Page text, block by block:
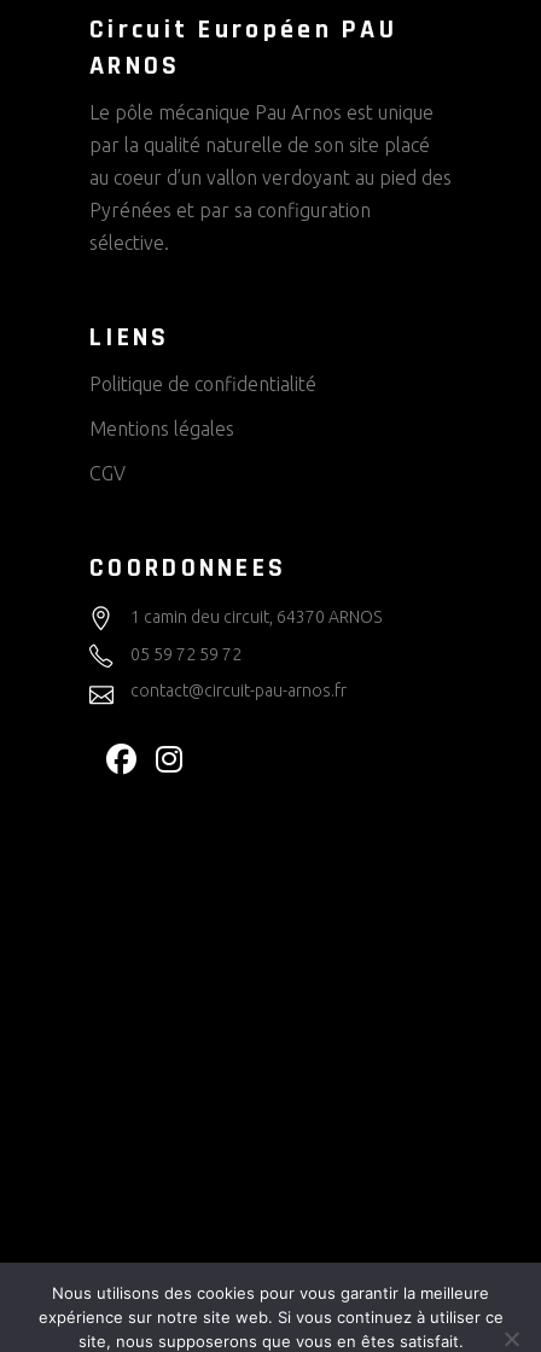
Circuit Européen PAU
ARNOS
Le pôle mécanique Pau Arnos est unique
par la qualité naturelle de son site placé
au coeur d’un vallon verdoyant au pied des
Pyrénées et par sa configuration
sélective.
LIENS
Politique de confidentialité
Mentions légales
CGV
COORDONNEES
1 camin deu circuit, 64370 ARNOS
05 59 72 59 72
contact@circuit-pau-arnos.fr
Nous utilisons des cookies pour vous garantir la meilleure
expérience sur notre site web. Si vous continuez à utiliser ce
site, nous supposerons que vous en êtes satisfait.